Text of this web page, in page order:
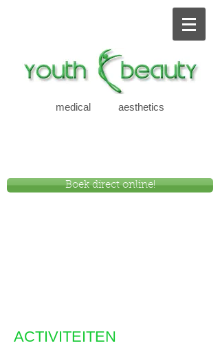
medical aesthetics
Boek direct online!
ACTIVITEITEN